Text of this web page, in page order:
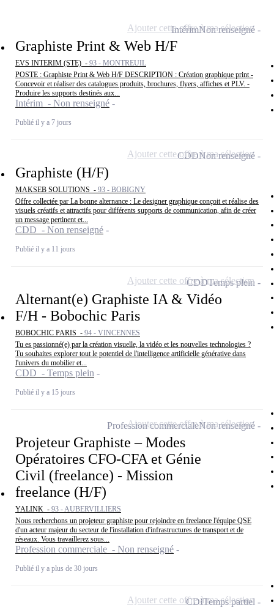
Graphiste Print & Web H/F
EVS INTERIM (STE) - 93 - MONTREUIL
POSTE : Graphiste Print & Web H/F DESCRIPTION : Création graphique print -
Concevoir et réaliser des catalogues produits, brochures, flyers, affiches et PLV. -
Produire les supports destinés aux...
Intérim - Non renseigné
Publié il y a 7 jours
IntérimNon renseigné
Ajouter cette offre à ma sélection
Graphiste (H/F)
MAKSEB SOLUTIONS - 93 - BOBIGNY
Offre collectée par La bonne alternance : Le designer graphique conçoit et réalise des
visuels créatifs et attractifs pour différents supports de communication, afin de créer
un message pertinent et...
CDD - Non renseigné
Publié il y a 11 jours
CDDNon renseigné
Ajouter cette offre à ma sélection
Alternant(e) Graphiste IA & Vidéo
F/H - Bobochic Paris
BOBOCHIC PARIS - 94 - VINCENNES
Tu es passionné(e) par la création visuelle, la vidéo et les nouvelles technologies ?
Tu souhaites explorer tout le potentiel de l'intelligence artificielle générative dans
l'univers du mobilier et...
CDD - Temps plein
Publié il y a 15 jours
CDDTemps plein
Ajouter cette offre à ma sélection
Projeteur Graphiste – Modes
Opératoires CFO-CFA et Génie
Civil (freelance) - Mission
freelance (H/F)
YALINK - 93 - AUBERVILLIERS
Nous recherchons un projeteur graphiste pour rejoindre en freelance l'équipe QSE
d'un acteur majeur du secteur de l'installation d'infrastructures de transport et de
réseaux. Vous travaillerez sous...
Profession commerciale - Non renseigné
Publié il y a plus de 30 jours
Profession commercialeNon renseigné
Ajouter cette offre à ma sélection
CDITemps partiel
Ajouter cette offre à ma sélection